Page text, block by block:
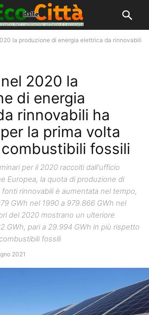
la produzione di energia elettrica da rinnovabili
2020 la
di energia
rinnovabili ha
la prima volta
fossili
per il 2020 raccolti dall'ufficio
Europea, la quota di produzione di
rinnovabili è aumentata nel tempo,
GWh nel 1990 a 979.866 GWh nel
del 2020 mostrano un ulteriore
GWh, pari a 29.994 GWh in più rispetto
fossili
2021